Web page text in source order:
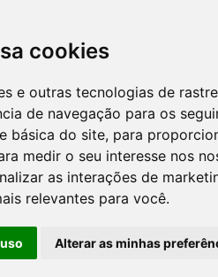
cookies
e outras tecnologias de
de navegação para os
básica do site, para
medir o seu interesse nos
as interações de
relevantes para você.
Alterar as minhas